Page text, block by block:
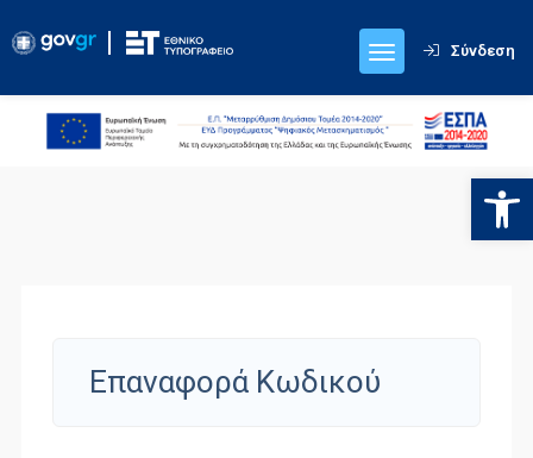
Σύνδεση
Επαναφορά Κωδικού